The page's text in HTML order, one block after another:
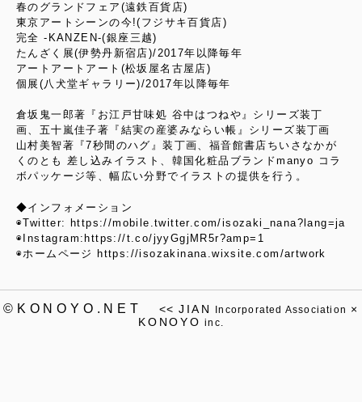
春のグランドフェア(遠鉄百貨店)
東京アートシーンの今!(フジサキ百貨店)
完全 -KANZEN-(銀座三越)
たんざく展(伊勢丹新宿店)/2017年以降毎年
アートアートアート(松坂屋名古屋店)
個展(八犬堂ギャラリー)/2017年以降毎年
倉坂鬼一郎著『お江戸甘味処 谷中はつねや』シリーズ装丁
画、五十嵐佳子著『結実の産婆みならい帳』シリーズ装丁画
山村美智著『7秒間のハグ』装丁画、福音館書店ちいさなかが
くのとも 差し込みイラスト、韓国化粧品ブランドmanyo コラ
ボパッケージ等、幅広い分野でイラストの提供を行う。
◆インフォメーション
◉Twitter: https://mobile.twitter.com/isozaki_nana?lang=ja
◉Instagram:https://t.co/jyyGgjMR5r?amp=1
◉ホームページ https://isozakinana.wixsite.com/artwork
©KONOYO.NET << JIAN Incorporated Association ×
KONOYO inc.